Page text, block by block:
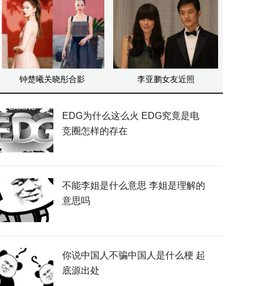
钟楚曦关晓彤合影 李亚鹏女友近照
EDG为什么这么火 EDG究竟是电
竞圈怎样的存在
不能李姐是什么意思 李姐是理解的
意思吗
你说中国人不骗中国人是什么梗 起
底源出处